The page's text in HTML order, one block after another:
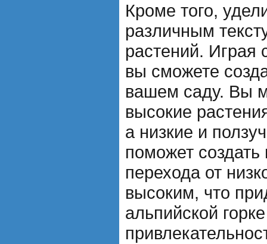
Кроме того,
различным
растений.
вы сможете
вашем саду. Вы
высокие
а низкие и
поможет создать
перехода от
высоким, что
альпийской